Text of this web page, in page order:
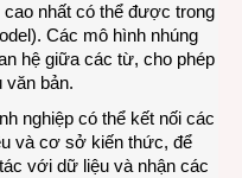
nhất có thể được trong
Các mô hình nhúng
hệ giữa các từ, cho phép
bản.
nghiệp có thể kết nối các
và cơ sở kiến thức, để
với dữ liệu và nhận các